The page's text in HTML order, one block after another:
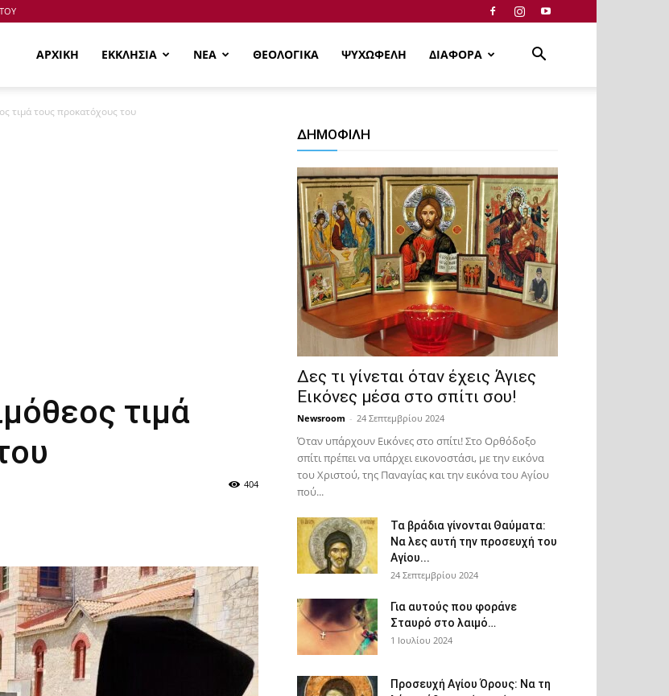
ΑΡΧΙΚΗ ΕΚΚΛΗΣΙΑ ΝΕΑ ΘΕΟΛΟΓΙΚΑ ΨΥΧΩΦΕΛΗ ΔΙΑΦΟΡΑ
τιμά τους προκατόχους του
τιμά
404
ΔΗΜΟΦΙΛΗ
Δες τι γίνεται όταν έχεις Άγιες
Εικόνες μέσα στο σπίτι σου!
Newsroom - 24 Σεπτεμβρίου 2024
Όταν υπάρχουν Εικόνες στο σπίτι! Στο Ορθόδοξο
σπίτι πρέπει να υπάρχει εικονοστάσι, με την εικόνα
του Χριστού, της Παν­αγίας και την εικόνα του Αγίου
πού...
Τα βράδια γίνονται Θαύματα:
Να λες αυτή την προσευχή του
Αγίου...
24 Σεπτεμβρίου 2024
Για αυτούς που φοράνε
Σταυρό στο λαιμό…
1 Ιουλίου 2024
Προσευχή Αγίου Όρους: Να τη